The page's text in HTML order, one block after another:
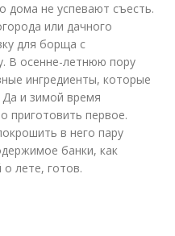
дома не успевают съесть.
или дачного
для борща с
В осенне-летнюю пору
ингредиенты, которые
и зимой время
приготовить первое.
в него пару
банки, как
лете, готов.